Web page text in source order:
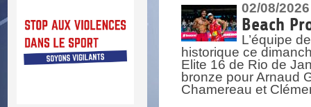
>
02/08/2026
Beach
L’équipe
historique ce
Elite 16 de Rio de
bronze pour Arnaud
Chamereau et